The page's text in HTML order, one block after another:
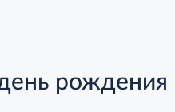
рождения